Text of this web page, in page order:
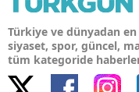
Türkiye ve dünyadan
siyaset, spor, güncel,
tüm kategoride